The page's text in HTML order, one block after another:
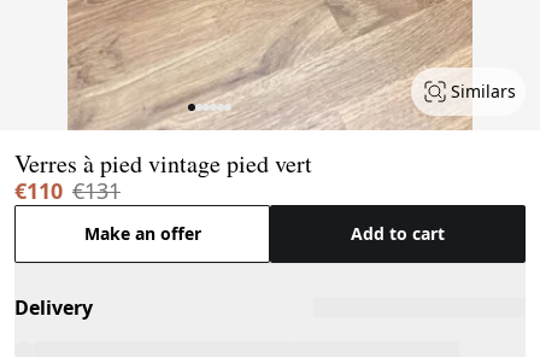
Similars
Verres à pied vintage pied vert
€110 €131
Make an offer Add to cart
Delivery